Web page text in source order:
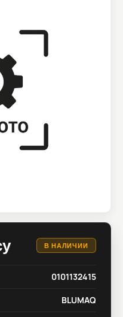
В НАЛИЧИИ
0101132415
BLUMAQ